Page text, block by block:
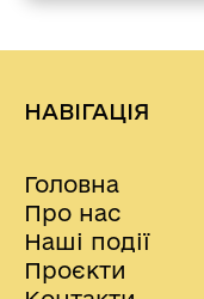
НАВІГАЦІЯ
Головна
Про нас
Наші події
Проєкти